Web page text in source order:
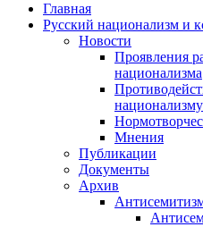
Главная
Русский национализм и
Новости
Проявления
национализма
национализму
Мнения
Публикации
Документы
Архив